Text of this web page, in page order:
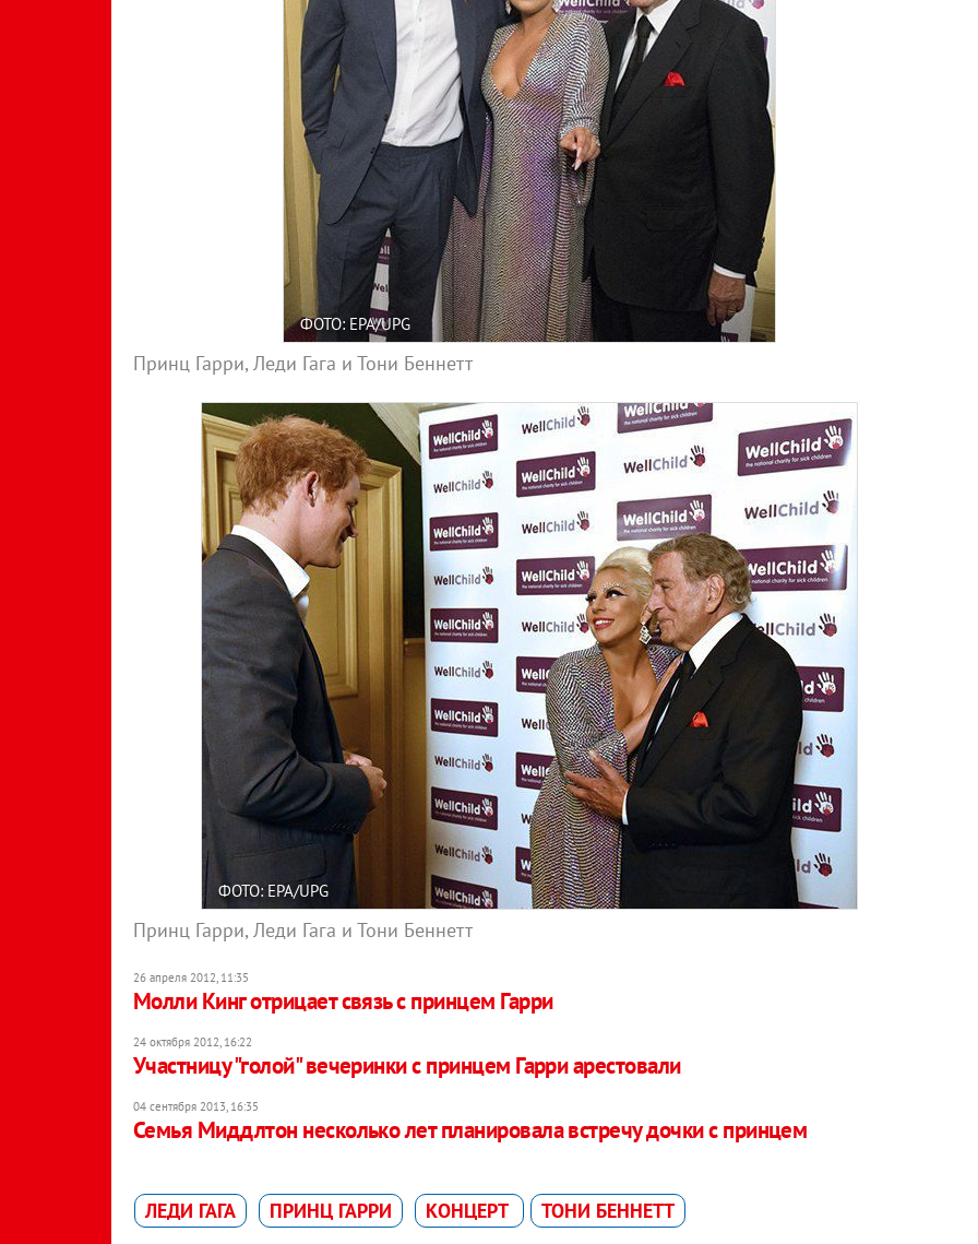
ФОТО: EPA/UPG
Принц Гарри, Леди Гага и Тони Беннетт
ФОТО: EPA/UPG
Принц Гарри, Леди Гага и Тони Беннетт
26 апреля 2012, 11:35
Молли Кинг отрицает связь с принцем Гарри
24 октября 2012, 16:22
Участницу "голой" вечеринки с принцем Гарри арестовали
04 сентября 2013, 16:35
Семья Миддлтон несколько лет планировала встречу дочки с принцем
ЛЕДИ ГАГА ПРИНЦ ГАРРИ КОНЦЕРТ ТОНИ БЕННЕТТ